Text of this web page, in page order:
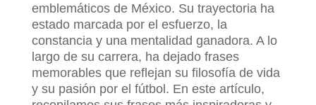
emblemáticos de México. Su trayectoria ha
estado marcada por el esfuerzo, la
constancia y una mentalidad ganadora. A lo
largo de su carrera, ha dejado frases
memorables que reflejan su filosofía de vida
y su pasión por el fútbol. En este artículo,